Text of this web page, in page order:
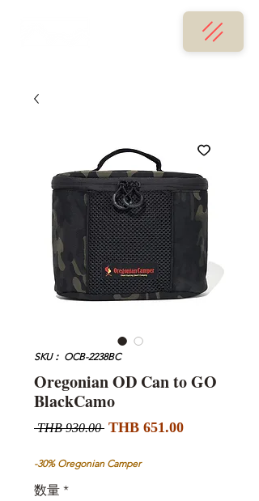
SKU： OCB-2238BC
Oregonian OD Can to GO
BlackCamo
THB 930.00 通
価
THB 651.00セ
-30% Oregonian Camper
数量 *